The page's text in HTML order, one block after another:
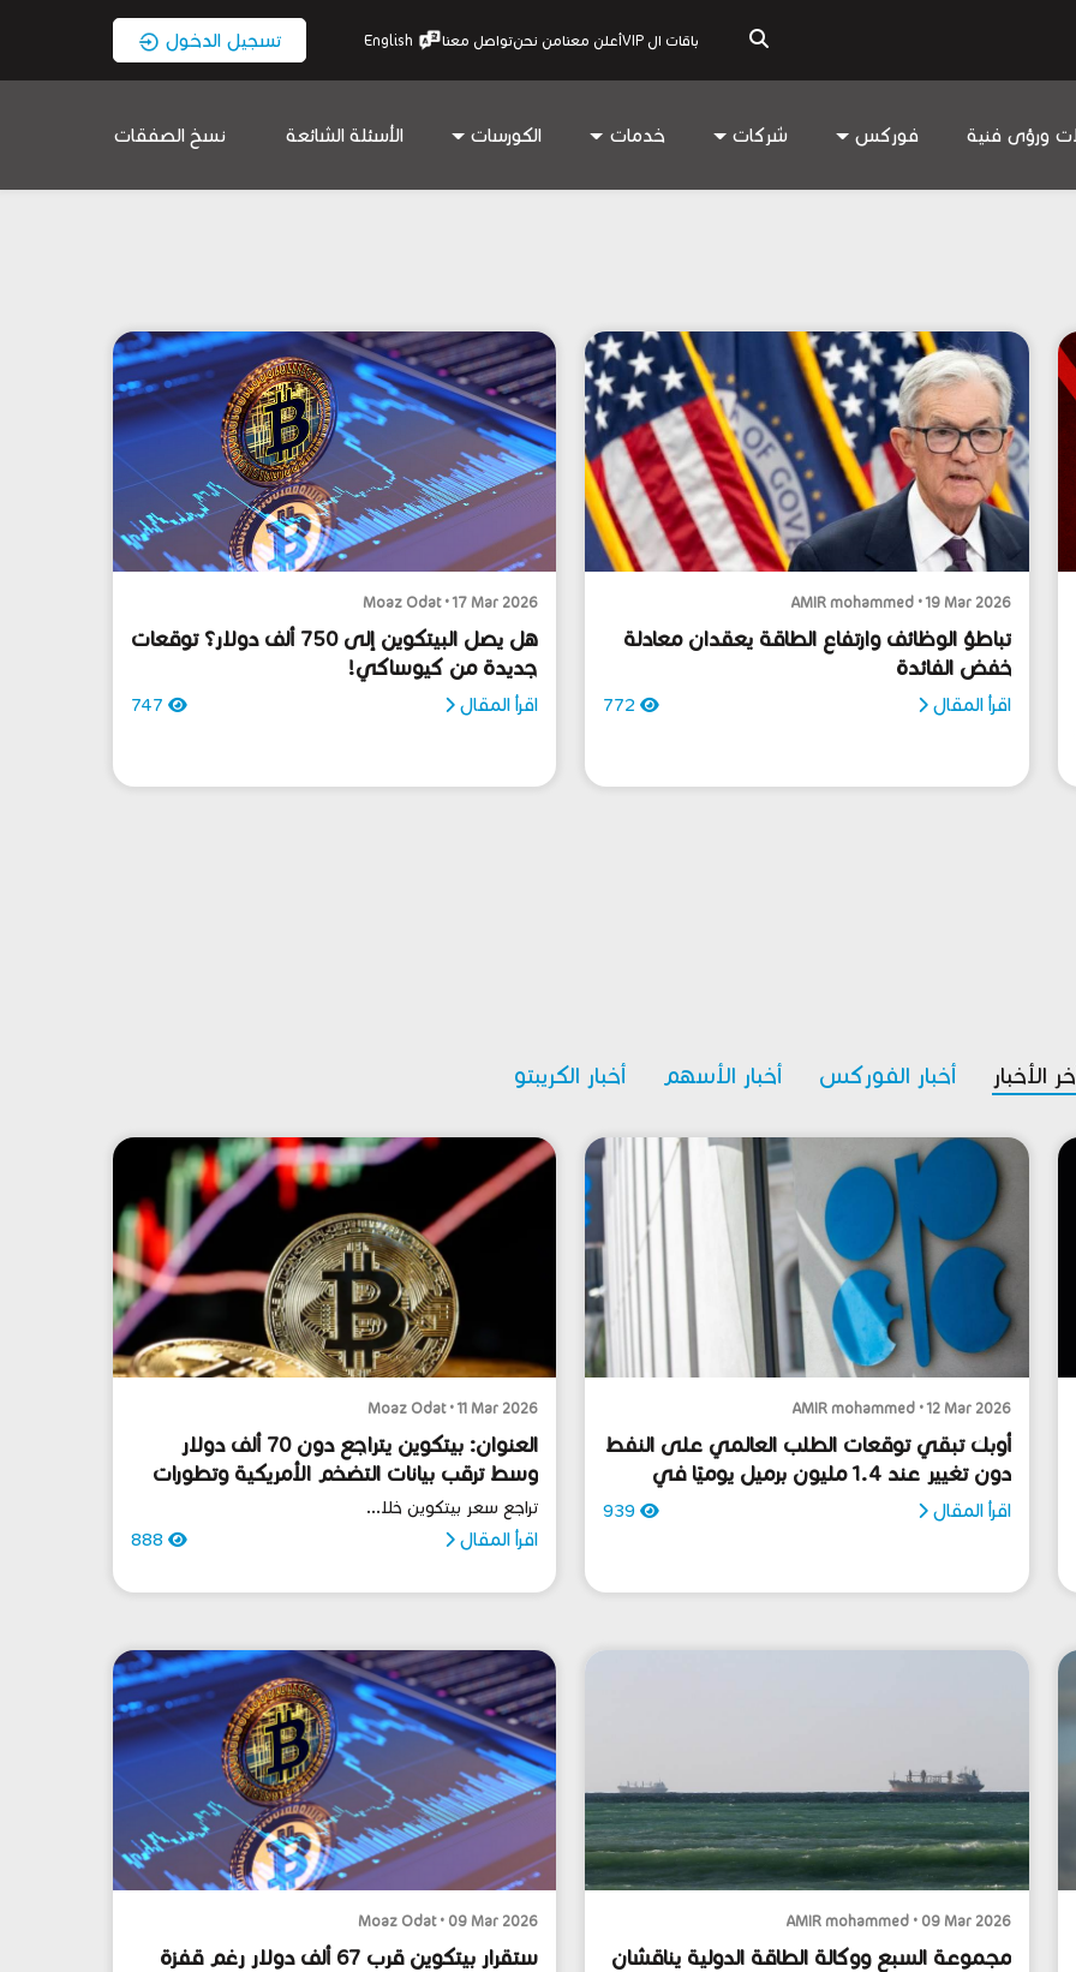
باقات ال VIP أعلن معنامن نحنتواصل معنا English تسجيل الدخول
ورؤى فنية فوركس شركات خدمات الكورسات الأسئلة الشائعة نسخ الصفقات
AMIR mohammed • 19 Mar 2026
تباطؤ الوظائف وارتفاع الطاقة يعقدان معادلة
خفض الفائدة
اقرأ المقال 772
Moaz Odat • 17 Mar 2026
هل يصل البيتكوين إلى 750 ألف دولار؟ توقعات
جديدة من كيوساكي!
اقرأ المقال 747
الأخبار أخبار الفوركس أخبار الأسهم أخبار الكريبتو
AMIR mohammed • 12 Mar 2026
أوبك تبقي توقعات الطلب العالمي على النفط
دون تغيير عند 1.4 مليون برميل يوميًا في
2026
اقرأ المقال 939
Moaz Odat • 11 Mar 2026
العنوان: بيتكوين يتراجع دون 70 ألف دولار
وسط ترقب بيانات التضخم الأمريكية وتطورات
الصراع مع إيران
تراجع سعر بيتكوين خلا...
اقرأ المقال 888
AMIR mohammed • 09 Mar 2026
مجموعة السبع ووكالة الطاقة الدولية يناقشان
Moaz Odat • 09 Mar 2026
ستقرار بيتكوين قرب 67 ألف دولار رغم قفزة